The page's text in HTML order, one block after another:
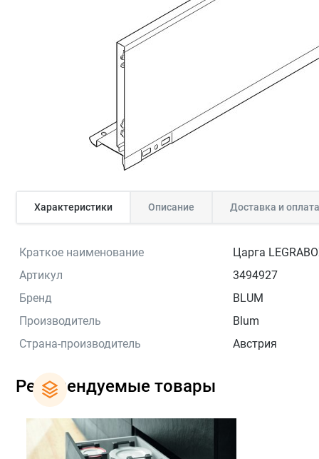
Характеристики Описание Доставка и оплата
Краткое наименование
Царга
Артикул
3494927
Бренд
BLUM
Производитель
Blum
Страна-производитель
Австрия
Рекомендуемые товары